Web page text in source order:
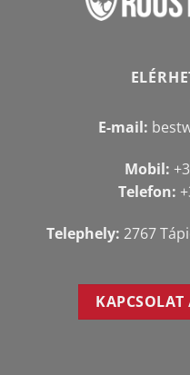
E-mail:
Mobil:
Telefon:
Telephely: 2767
KAPCSOLAT